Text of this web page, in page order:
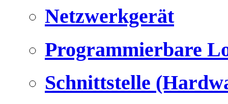
Netzwerkgerät
Programmierbare
Schnittstelle